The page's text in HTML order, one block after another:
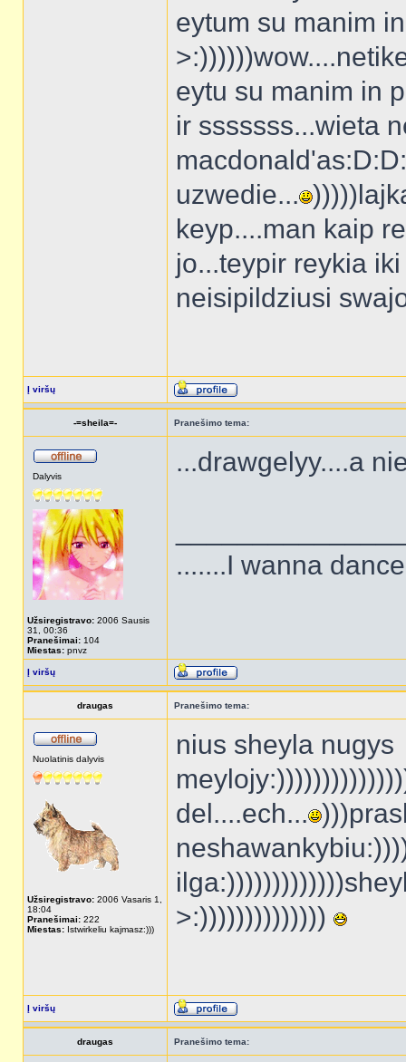
eytum su manim
eytu su manim in
ir sssssss...wieta
uzwedie...
keyp....man kaip
jo...teypir reykia
neisipildziusi
Į viršų
-=sheila=- Pranešimo tema:
Dalyvis
Užsiregistravo: 2006 Sausis
31, 00:36
Pranešimai: 104
Miestas: pnvz
...drawgelyy....a
.......I wanna
Į viršų
draugas Pranešimo tema:
Nuolatinis dalyvis
Užsiregistravo: 2006 Vasaris 1,
18:04
Pranešimai: 222
Miestas: Istwirkeliu kajmasz:)))
nius sheyla nugys
del....ech...
>:))))))))))))))
Į viršų
draugas Pranešimo tema: